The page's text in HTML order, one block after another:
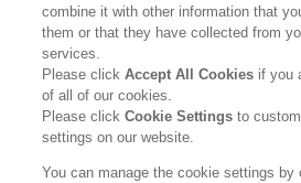
サステナビリティ
ブランド
ニュースルーム
combine it with other information that
them or that they have collected from
services.
Please clickAccept All Cookies if you
of all of our cookies.
Please clickCookie Settingsto
settings on our website.
You can manage the cookie settings by